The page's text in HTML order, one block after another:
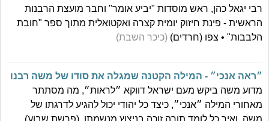
רבי יגאל כהן, ראש מוסדות "יביע אומר" וחבר מועצת הרבנות
הראשית - פינת חיזוק יומית קצרה ואקטואלית מתוך ספר "חובת
הלבבות" • צפו (חרדים) (כיכר השבת)
״ראה אנכי״ - המילה הקטנה שמגלה את סודו של משה רבנו
מדוע משה ביקש מעם ישראל דווקא ״לראות״, מה מסתתר
מאחורי המילה ״אנכי״, כיצד כל יהודי יכול להגיע לדרגתו של
משה, ואיך כל לומד תורה זוכה בניצוץ מנשמתו. (פרשת שבוע)